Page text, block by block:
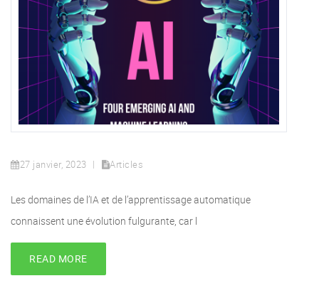
27 janvier, 2023 Articles
Les domaines de l’IA et de l’apprentissage automatique
connaissent une évolution fulgurante, car l
READ MORE